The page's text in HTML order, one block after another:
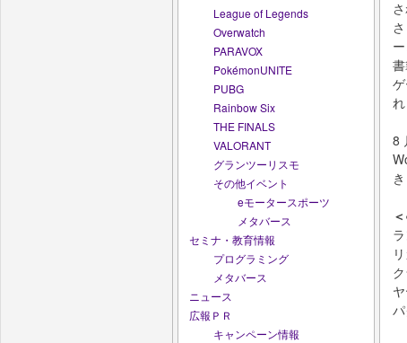
League of Legends
Overwatch
PARAVOX
PokémonUNITE
PUBG
Rainbow Six
THE FINALS
VALORANT
グランツーリスモ
その他イベント
eモータースポーツ
メタバース
セミナ・教育情報
プログラミング
メタバース
ニュース
広報ＰＲ
キャンペーン情報
れ
8